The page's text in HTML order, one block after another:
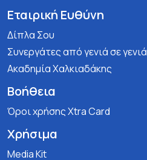
Εταιρική Ευθύνη
Δίπλα Σου
Συνεργάτες από γενιά σε γενιά
Ακαδημία Χαλκιαδάκης
Βοήθεια
Όροι χρήσης Xtra Card
Χρήσιμα
Media Kit